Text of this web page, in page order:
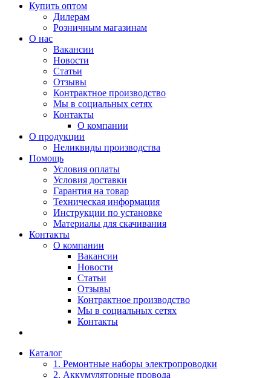
Купить оптом
Дилерам
Розничным магазинам
О нас
Вакансии
Новости
Статьи
Отзывы
Контрактное производство
Мы в социальных сетях
Контакты
О компании
О продукции
Неликвиды производства
Помощь
Условия оплаты
Условия доставки
Гарантия на товар
Техническая информация
Инструкции по установке
Материалы для скачивания
Контакты
О компании
Вакансии
Новости
Статьи
Отзывы
Контрактное производство
Мы в социальных сетях
Контакты
Каталог
1. Ремонтные наборы электропроводки
2. Аккумуляторные провода